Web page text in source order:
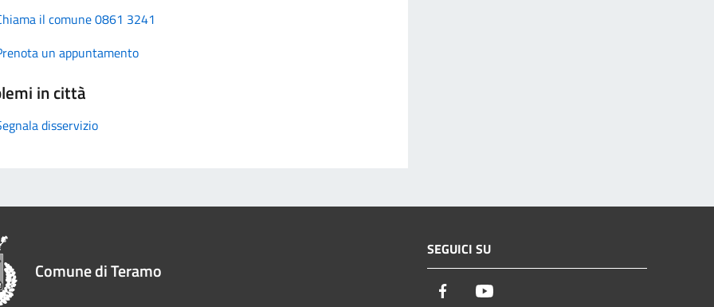
il comune 0861 3241
un appuntamento
in città
disservizio
Comune di Teramo
SEGUICI SU
Facebook